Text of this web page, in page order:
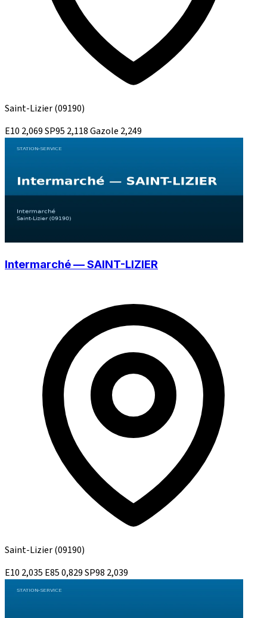
Saint-Lizier(09190)
E10 2,069SP95 2,118Gazole 2,249
Intermarché — SAINT-LIZIER
Saint-Lizier(09190)
E10 2,035 E850,829SP98 2,039